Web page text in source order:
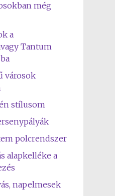
még
a
Tantum
városok
stílusom
polcrendszer
alapkelléke a
napelmesek